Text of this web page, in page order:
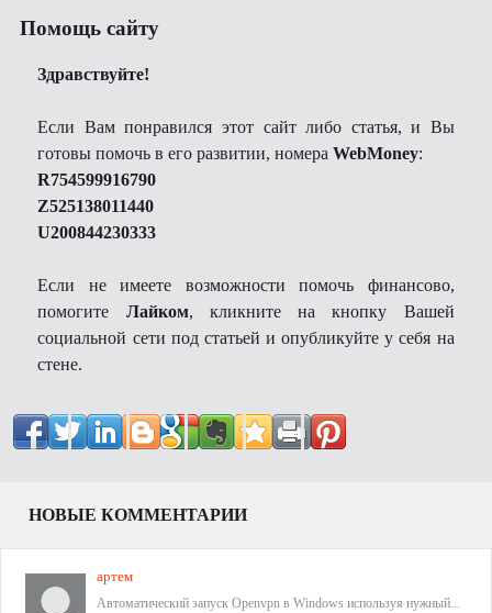
Помощь сайту
Здравствуйте!
Если Вам понравился этот сайт либо статья, и Вы
готовы помочь в его развитии, номераWebMoney:
R754599916790
Z525138011440
U200844230333
Если не имеете возможности помочь финансово,
помогите Лайком, кликните на кнопку Вашей
социальной сети под статьей и опубликуйте у себя на
стене.
НОВЫЕ КОММЕНТАРИИ
артем
Автоматический запуск Openvpn в Windows используя нужный...